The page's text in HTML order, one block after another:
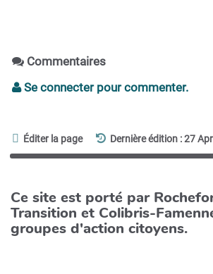
Commentaires
Se connecter pour commenter.
Éditer la page Dernière édition : 27
Ce site est porté par
Transition et Colibris-
groupes d'action citoyens.